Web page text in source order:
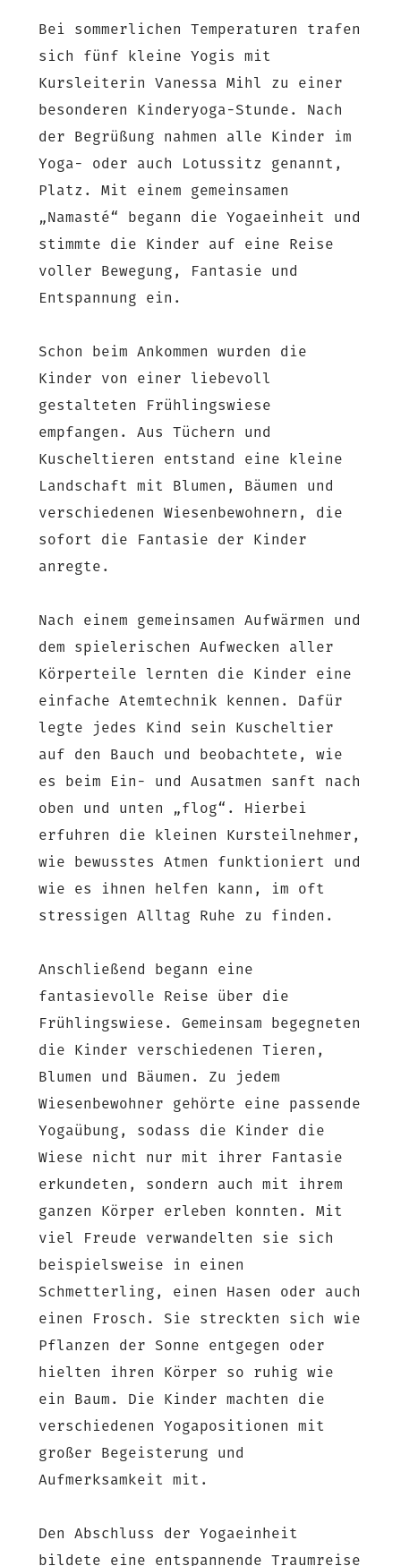
Bei sommerlichen Temperaturen trafen
sich fünf kleine Yogis mit
Kursleiterin Vanessa Mihl zu einer
besonderen Kinderyoga-Stunde. Nach
der Begrüßung nahmen alle Kinder im
Yoga- oder auch Lotussitz genannt,
Platz. Mit einem gemeinsamen
„Namasté“ begann die Yogaeinheit und
stimmte die Kinder auf eine Reise
voller Bewegung, Fantasie und
Entspannung ein.
Schon beim Ankommen wurden die
Kinder von einer liebevoll
gestalteten Frühlingswiese
empfangen. Aus Tüchern und
Kuscheltieren entstand eine kleine
Landschaft mit Blumen, Bäumen und
verschiedenen Wiesenbewohnern, die
sofort die Fantasie der Kinder
anregte.
Nach einem gemeinsamen Aufwärmen und
dem spielerischen Aufwecken aller
Körperteile lernten die Kinder eine
einfache Atemtechnik kennen. Dafür
legte jedes Kind sein Kuscheltier
auf den Bauch und beobachtete, wie
es beim Ein- und Ausatmen sanft nach
oben und unten „flog“. Hierbei
erfuhren die kleinen Kursteilnehmer,
wie bewusstes Atmen funktioniert und
wie es ihnen helfen kann, im oft
stressigen Alltag Ruhe zu finden.
Anschließend begann eine
fantasievolle Reise über die
Frühlingswiese. Gemeinsam begegneten
die Kinder verschiedenen Tieren,
Blumen und Bäumen. Zu jedem
Wiesenbewohner gehörte eine passende
Yogaübung, sodass die Kinder die
Wiese nicht nur mit ihrer Fantasie
erkundeten, sondern auch mit ihrem
ganzen Körper erleben konnten. Mit
viel Freude verwandelten sie sich
beispielsweise in einen
Schmetterling, einen Hasen oder auch
einen Frosch. Sie streckten sich wie
Pflanzen der Sonne entgegen oder
hielten ihren Körper so ruhig wie
ein Baum. Die Kinder machten die
verschiedenen Yogapositionen mit
großer Begeisterung und
Aufmerksamkeit mit.
Den Abschluss der Yogaeinheit
bildete eine entspannende Traumreise